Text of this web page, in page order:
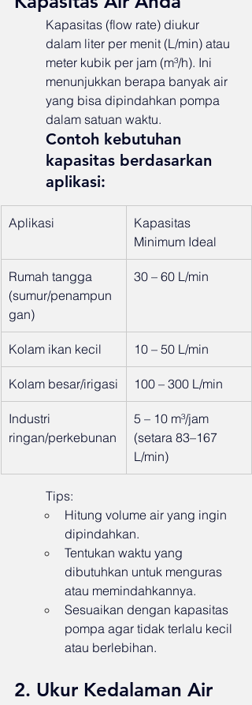
Kapasitas (flow rate) diukur
dalam liter per menit (L/min) atau
meter kubik per jam (m³/h). Ini
menunjukkan berapa banyak air
yang bisa dipindahkan pompa
dalam satuan waktu.
Contoh kebutuhan
kapasitas berdasarkan
aplikasi:
Aplikasi
Kapasitas
Minimum Ideal
Rumah tangga
(sumur/penampun
gan)
30 – 60 L/min
Kolam ikan kecil 10 – 50 L/min
Kolam besar/irigasi 100 – 300 L/min
Industri
ringan/perkebunan
5 – 10 m³/jam
(setara 83–167
L/min)
Tips:
Hitung volume air yang ingin
dipindahkan.
Tentukan waktu yang
dibutuhkan untuk menguras
atau memindahkannya.
Sesuaikan dengan kapasitas
pompa agar tidak terlalu kecil
atau berlebihan.
2. Ukur Kedalaman Air